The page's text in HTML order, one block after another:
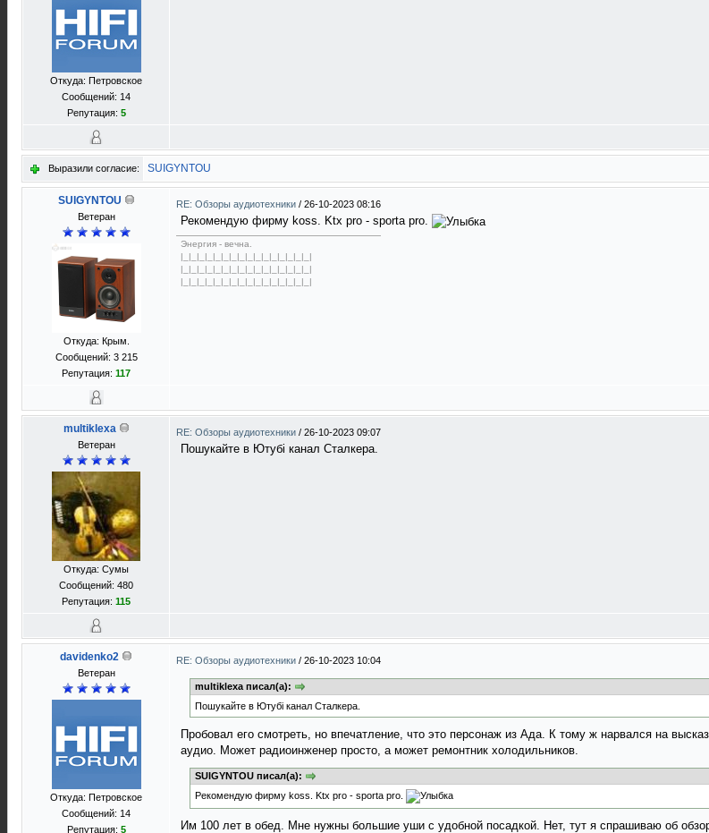
Откуда: Петровское
Сообщений: 14
Репутация: 5
Выразили согласие: SUIGYNTOU
SUIGYNTOU
Ветеран
Откуда: Крым.
Сообщений: 3 215
Репутация: 117
RE: Обзоры аудиотехники / 26-10-2023 08:16
Рекомендую фирму koss. Ktx pro - sporta pro.
Энергия - вечна.
|_|_|_|_|_|_|_|_|_|_|_|_|_|_|_|_|
|_|_|_|_|_|_|_|_|_|_|_|_|_|_|_|_|
|_|_|_|_|_|_|_|_|_|_|_|_|_|_|_|_|
multiklexa
Ветеран
Откуда: Сумы
Сообщений: 480
Репутация: 115
RE: Обзоры аудиотехники / 26-10-2023 09:07
Пошукайте в Ютубі канал Сталкера.
davidenko2
Ветеран
Откуда: Петровское
Сообщений: 14
Репутация: 5
RE: Обзоры аудиотехники / 26-10-2023 10:04
multiklexa писал(а):
Пошукайте в Ютубі канал Сталкера.
Пробовал его смотреть, но впечатление, что это персонаж из Ада. К тому ж нарвался на
аудио. Может радиоинженер просто, а может ремонтник холодильников.
SUIGYNTOU писал(а):
Рекомендую фирму koss. Ktx pro - sporta pro.
Им 100 лет в обед. Мне нужны большие уши с удобной посадкой. Нет, тут я спрашиваю об